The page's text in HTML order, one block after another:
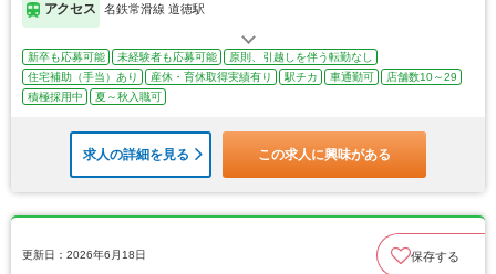
アクセス 名鉄常滑線 道徳駅
新卒も応募可能 未経験者も応募可能
原則、引越しを伴う転勤なし
住宅補助（手当）あり
産休・育休取得実績有り 駅チカ 車通勤可
店舗数10～29
積極採用中
夏～秋入職可
求人の詳細を見る この求人に興味がある
更新日：2026年6月18日 保存する